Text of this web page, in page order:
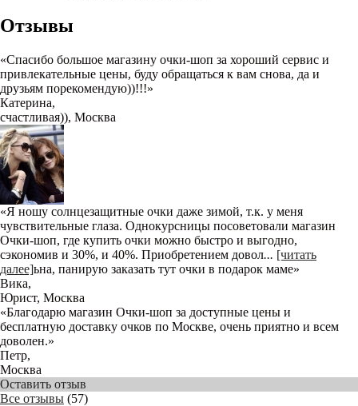
Отзывы
«Спасибо большое магазину очки-шоп за хороший сервис и
привлекательные цены, буду обращаться к вам снова, да и
друзьям порекомендую))!!!»
Катерина,
счастливая)), Москва
«Я ношу солнцезащитные очки даже зимой, т.к. у меня
чувствительные глаза. Однокурсницы посоветовали магазин
Очки-шоп, где купить очки можно быстро и выгодно,
сэкономив и 30%, и 40%. Приобретением довол... [читать
далее]ьна, панирую заказать тут очки в подарок маме»
Вика,
Юрист, Москва
«Благодарю магазин Очки-шоп за доступные цены и
бесплатную доставку очков по Москве, очень приятно и всем
доволен.»
Петр,
Москва
Оставить отзыв
Все отзывы (57)